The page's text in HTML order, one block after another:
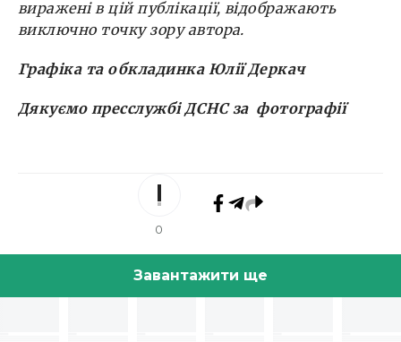
виражені в цій публікації, відображають
виключно точку зору автора.
Графіка та обкладинка Юлії Деркач
Дякуємо пресслужбі ДСНС за фотографії
0
Завантажити ще